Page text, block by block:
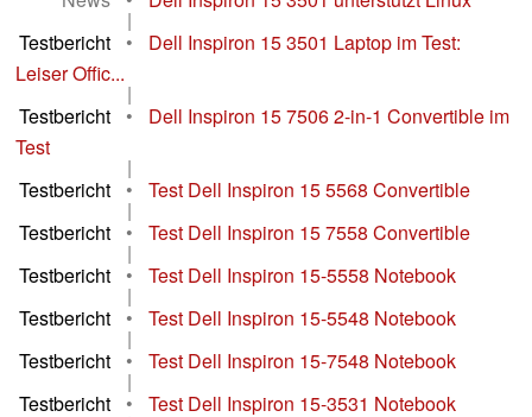
|
Testbericht
•
Dell Inspiron 15 3501 Laptop im Test:
Leiser Offic...
|
Testbericht
•
Dell Inspiron 15 7506 2-in-1 Convertible im
Test
|
Testbericht
• Test Dell Inspiron 15 5568 Convertible
|
Testbericht
• Test Dell Inspiron 15 7558 Convertible
|
Testbericht
• Test Dell Inspiron 15-5558 Notebook
|
Testbericht
• Test Dell Inspiron 15-5548 Notebook
|
Testbericht
• Test Dell Inspiron 15-7548 Notebook
|
Testbericht
• Test Dell Inspiron 15-3531 Notebook